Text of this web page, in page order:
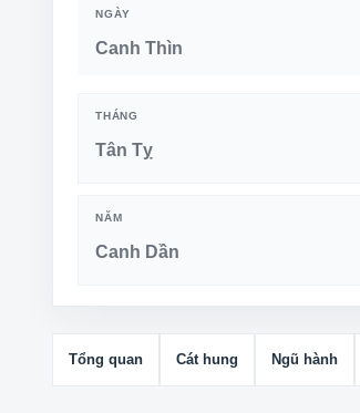
NGÀY
Canh Thìn
THÁNG
Tân Tỵ
NĂM
Canh Dần
Tổng quan Cát hung Ngũ hành